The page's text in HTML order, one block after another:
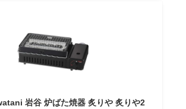
岩谷 炉ばた焼器 炙りや 炙りや2